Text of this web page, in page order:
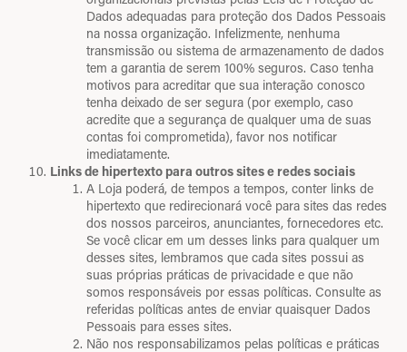
Dados adequadas para proteção dos Dados Pessoais
na nossa organização. Infelizmente, nenhuma
transmissão ou sistema de armazenamento de dados
tem a garantia de serem 100% seguros. Caso tenha
motivos para acreditar que sua interação conosco
tenha deixado de ser segura (por exemplo, caso
acredite que a segurança de qualquer uma de suas
contas foi comprometida), favor nos notificar
imediatamente.
Links de hipertexto para outros sites e redes sociais
A Loja poderá, de tempos a tempos, conter links de
hipertexto que redirecionará você para sites das redes
dos nossos parceiros, anunciantes, fornecedores etc.
Se você clicar em um desses links para qualquer um
desses sites, lembramos que cada sites possui as
suas próprias práticas de privacidade e que não
somos responsáveis por essas políticas. Consulte as
referidas políticas antes de enviar quaisquer Dados
Pessoais para esses sites.
Não nos responsabilizamos pelas políticas e práticas